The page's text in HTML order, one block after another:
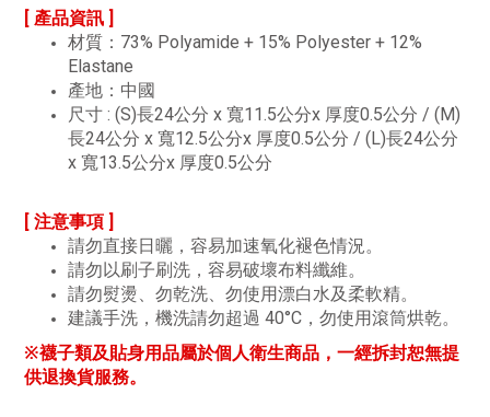
[ 產品資訊 ]
材質：73% Polyamide + 15% Polyester + 12%
Elastane
產地：中國
尺寸 : (S)長24公分 x 寬11.5公分x 厚度0.5公分 / (M)
長24公分 x 寬12.5公分x 厚度0.5公分 / (L)長24公分
x 寬13.5公分x 厚度0.5公分
[ 注意事項 ]
請勿直接日曬，容易加速氧化褪色情況。
請勿以刷子刷洗，容易破壞布料纖維。
請勿熨燙、勿乾洗、勿使用漂白水及柔軟精。
建議手洗，機洗請勿超過 40°C，勿使用滾筒烘乾。
※襪子類及貼身用品屬於個人衛生商品，一經拆封恕無提
供退換貨服務。